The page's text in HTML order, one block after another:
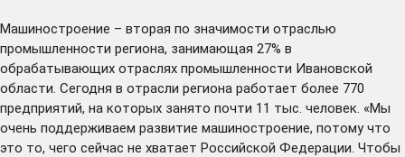
Машиностроение – вторая по значимости отраслью
промышленности региона, занимающая 27% в
обрабатывающих отраслях промышленности Ивановской
области. Сегодня в отрасли региона работает более 770
предприятий, на которых занято почти 11 тыс. человек. «Мы
очень поддерживаем развитие машиностроение, потому что
это то, чего сейчас не хватает Российской Федерации. Чтобы